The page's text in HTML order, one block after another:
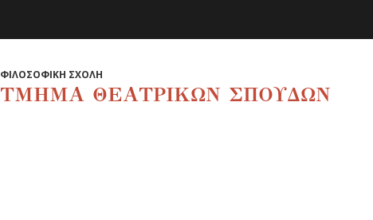
ΦΙΛΟΣΟΦΙΚΗ ΣΧΟΛΗ
ΤΜΗΜΑ ΘΕΑΤΡΙΚΩΝ ΣΠΟΥΔΩΝ